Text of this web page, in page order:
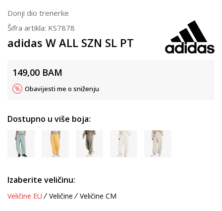
Donji dio trenerke
Šifra artikla: KS7878
adidas W ALL SZN SL PT
149,00 BAM
Obavijesti me o sniženju
Dostupno u više boja:
Izaberite veličinu:
Veličine EU Veličine Veličine CM